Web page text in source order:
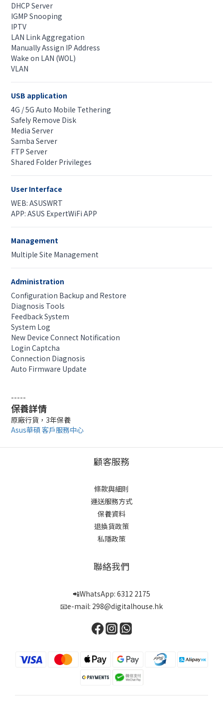
DHCP Server
IGMP Snooping
IPTV
LAN Link Aggregation
Manually Assign IP Address
Wake on LAN (WOL)
VLAN
USB application
4G / 5G Auto Mobile Tethering
Safely Remove Disk
Media Server
Samba Server
FTP Server
Shared Folder Privileges
User Interface
WEB: ASUSWRT
APP: ASUS ExpertWiFi APP
Management
Multiple Site Management
Administration
Configuration Backup and Restore
Diagnosis Tools
Feedback System
System Log
New Device Connect Notification
Login Captcha
Connection Diagnosis
Auto Firmware Update
-----
保養詳情
原廠行貨，3年保養
Asus華碩 客戶服務中心
顧客服務
條款與細則
運送服務方式
保養資料
退換貨政策
私隱政策
聯絡我們
📲WhatsApp: 6312 2175
📧e-mail: 298@digitalhouse.hk